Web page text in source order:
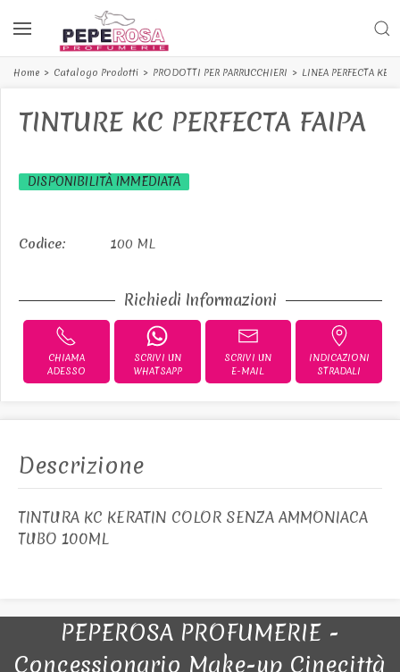
Home Catalogo Prodotti PRODOTTI PER PARRUCCHIERI LINEA PERFECTA
TINTURE KC PERFECTA FAIPA
DISPONIBILITÀ IMMEDIATA
Codice: 100 ML
Richiedi Informazioni
CHIAMA
ADESSO
SCRIVI UN
WHATSAPP
SCRIVI UN
E-MAIL
INDICAZIONI
STRADALI
Descrizione
TINTURA KC KERATIN COLOR SENZA AMMONIACA
TUBO 100ML
PEPEROSA PROFUMERIE -
Concessionario Make-up Cinecittà